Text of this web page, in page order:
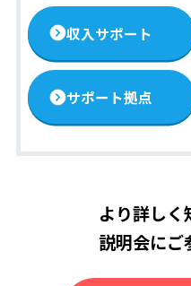
収入サポート
サポート拠点
より詳しく
説明会にご